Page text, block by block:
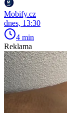
Mobify.cz
dnes, 13:30
4 min
Reklama